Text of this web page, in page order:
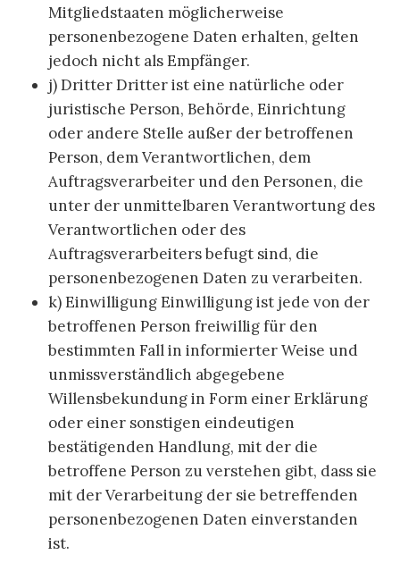
Mitgliedstaaten möglicherweise
personenbezogene Daten erhalten, gelten
jedoch nicht als Empfänger.
j) Dritter Dritter ist eine natürliche oder
juristische Person, Behörde, Einrichtung
oder andere Stelle außer der betroffenen
Person, dem Verantwortlichen, dem
Auftragsverarbeiter und den Personen, die
unter der unmittelbaren Verantwortung des
Verantwortlichen oder des
Auftragsverarbeiters befugt sind, die
personenbezogenen Daten zu verarbeiten.
k) Einwilligung Einwilligung ist jede von der
betroffenen Person freiwillig für den
bestimmten Fall in informierter Weise und
unmissverständlich abgegebene
Willensbekundung in Form einer Erklärung
oder einer sonstigen eindeutigen
bestätigenden Handlung, mit der die
betroffene Person zu verstehen gibt, dass sie
mit der Verarbeitung der sie betreffenden
personenbezogenen Daten einverstanden
ist.